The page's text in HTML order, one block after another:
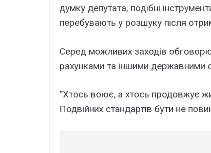
думку депутата, подібні
перебувають у розшуку після
Серед можливих заходів
рахунками та іншими державними
“Хтось воює, а хтось продовжує
Подвійних стандартів бути не